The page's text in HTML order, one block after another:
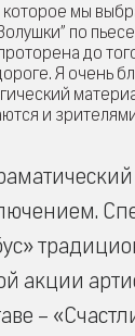
мы
по
до
Я очень
и
акции
–